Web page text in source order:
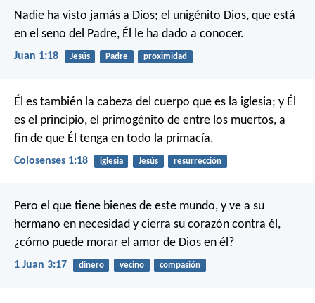
Nadie ha visto jamás a Dios; el unigénito Dios, que está
en el seno del Padre, Él le ha dado a conocer.
Juan 1:18 Jesús Padre proximidad
Él es también la cabeza del cuerpo que es la iglesia; y Él
es el principio, el primogénito de entre los muertos, a
fin de que Él tenga en todo la primacía.
Colosenses 1:18 iglesia Jesús resurrección
Pero el que tiene bienes de este mundo, y ve a su
hermano en necesidad y cierra su corazón contra él,
¿cómo puede morar el amor de Dios en él?
1 Juan 3:17 dinero vecino compasión